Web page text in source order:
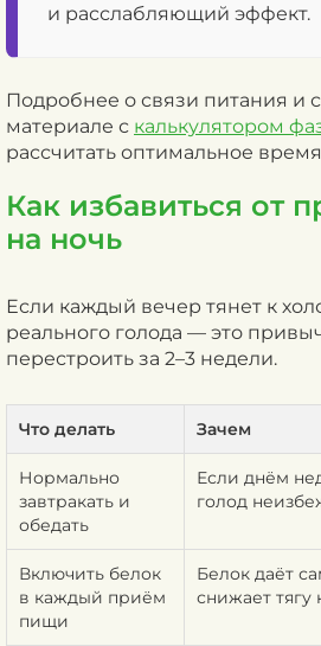
и расслабляющий эффект.
Подробнее о связи питания и
материале с калькулятором
рассчитать оптимальное
Как избавиться от
на ночь
Если каждый вечер тянет к
реального голода — это
перестроить за 2–3 недели.
Что делать Зачем
Нормально
завтракать и
обедать
Если днём
голод
Включить белок
в каждый приём
пищи
Белок даёт
снижает тягу